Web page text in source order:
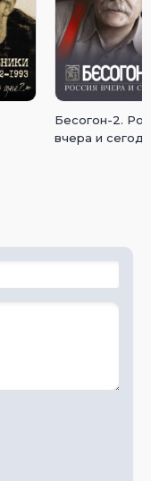
Бесогон-2.
вчера и